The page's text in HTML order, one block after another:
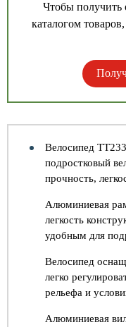
Чтобы получить
каталогом товаров,
Велосипед
подростковый
прочность,
Алюминиевая
легкость
удобным для
Велосипед
легко
рельефа и
Алюминиевая